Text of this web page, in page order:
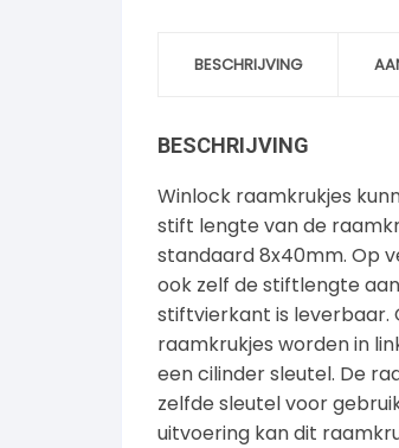
BESCHRIJVING
BESCHRIJVING
Winlock raamkrukjes
stift lengte van de
standaard 8x40mm. Op
ook zelf de stiftlengte
stiftvierkant is leverbaar.
raamkrukjes worden in
een cilinder sleutel. De
zelfde sleutel voor
uitvoering kan dit